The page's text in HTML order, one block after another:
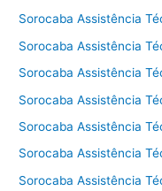
Sorocaba Assistência
Sorocaba Assistência
Sorocaba Assistência
Sorocaba Assistência
Sorocaba Assistência
Sorocaba Assistência
Sorocaba Assistência